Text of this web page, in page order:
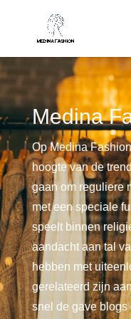
Medina
Op Medina
hoogte van de
gaan om reguliere
met een speciale
speelt binnen
aandacht aan tal
hebben met
gerelateerd zijn
snel de gave blogs